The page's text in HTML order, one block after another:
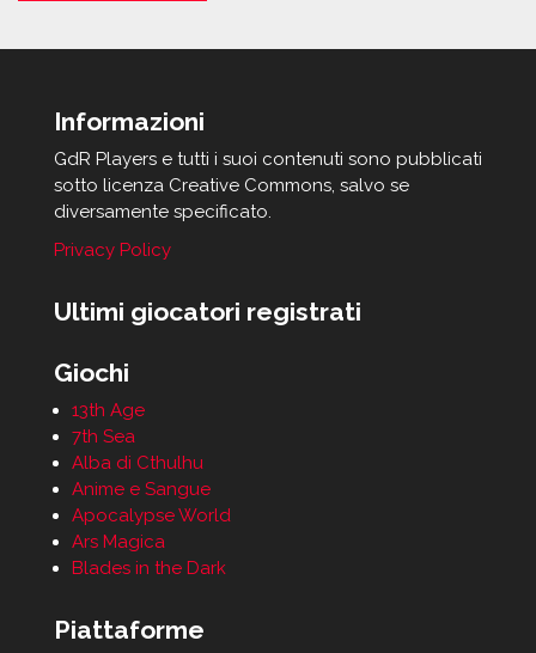
Informazioni
GdR Players e tutti i suoi contenuti sono pubblicati
sotto licenza Creative Commons, salvo se
diversamente specificato.
Privacy Policy
Ultimi giocatori registrati
Giochi
13th Age
7th Sea
Alba di Cthulhu
Anime e Sangue
Apocalypse World
Ars Magica
Blades in the Dark
Piattaforme